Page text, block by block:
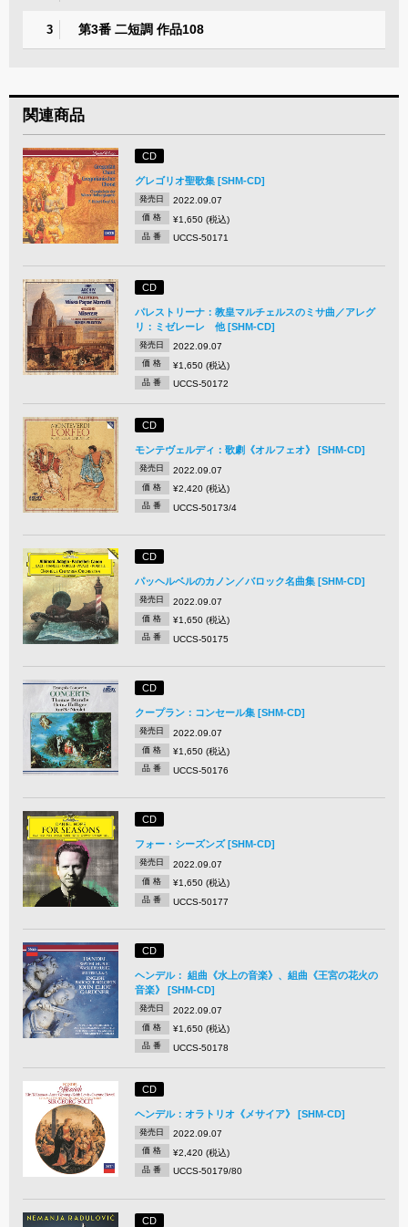
3 第3番 二短調 作品108
関連商品
CD
グレゴリオ聖歌集 [SHM-CD]
発売日 2022.09.07
価 格 ¥1,650 (税込)
品 番 UCCS-50171
CD
パレストリーナ：教皇マルチェルスのミサ曲／アレグ
リ：ミゼレーレ 他 [SHM-CD]
発売日 2022.09.07
価 格 ¥1,650 (税込)
品 番 UCCS-50172
CD
モンテヴェルディ：歌劇《オルフェオ》 [SHM-CD]
発売日 2022.09.07
価 格 ¥2,420 (税込)
品 番 UCCS-50173/4
CD
パッヘルベルのカノン／バロック名曲集 [SHM-CD]
発売日 2022.09.07
価 格 ¥1,650 (税込)
品 番 UCCS-50175
CD
クープラン：コンセール集 [SHM-CD]
発売日 2022.09.07
価 格 ¥1,650 (税込)
品 番 UCCS-50176
CD
フォー・シーズンズ [SHM-CD]
発売日 2022.09.07
価 格 ¥1,650 (税込)
品 番 UCCS-50177
CD
ヘンデル： 組曲《水上の音楽》、組曲《王宮の花火の
音楽》 [SHM-CD]
発売日 2022.09.07
価 格 ¥1,650 (税込)
品 番 UCCS-50178
CD
ヘンデル：オラトリオ《メサイア》 [SHM-CD]
発売日 2022.09.07
価 格 ¥2,420 (税込)
品 番 UCCS-50179/80
CD